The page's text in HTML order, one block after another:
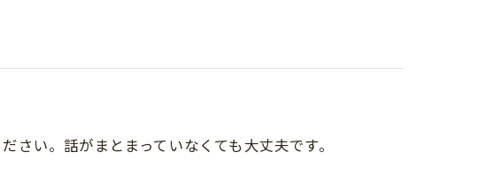
い。話がまとまっていなくても大丈夫です。